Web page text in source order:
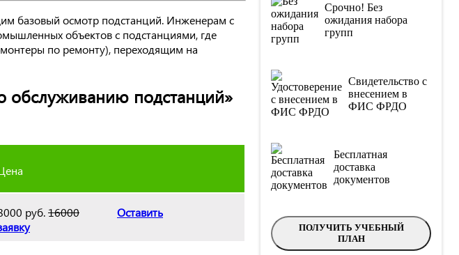
базовый осмотр подстанций. Инженерам с
объектов с подстанциями, где
по ремонту), переходящим на
обслуживанию подстанций»
руб.16000
Оставить
Срочно! Без
ожидания набора
групп
Свидетельство с
внесением в
ФИС ФРДО
Бесплатная
доставка
документов
ПОЛУЧИТЬ УЧЕБНЫЙ
ПЛАН